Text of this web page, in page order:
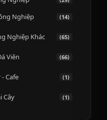
Nghiệp (14)
Nghiệp Khác (65)
Viên (66)
Cafe (1)
Cây (1)